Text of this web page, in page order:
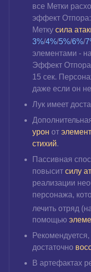
все Метки
эффект
Метку сила
3%/4%/5%/6%/
элементами -
Эффект Отпора
15 сек.
даже если он
Лук имеет
урон от
стихий.
Пассивная
повысит силу
реализации
персонажа,
лечить отряд
помощью
достаточно
В артефактах